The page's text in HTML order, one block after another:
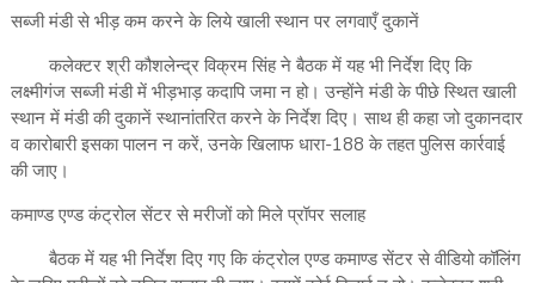
सब्जी मंडी से भीड़ कम करने के लिये खाली स्थान पर लगवाएँ दुकानें
कलेक्टर श्री कौशलेन्द्र विक्रम सिंह ने बैठक में यह भी निर्देश दिए कि
लक्ष्मीगंज सब्जी मंडी में भीड़भाड़ कदापि जमा न हो। उन्होंने मंडी के पीछे स्थित खाली
स्थान में मंडी की दुकानें स्थानांतरित करने के निर्देश दिए। साथ ही कहा जो दुकानदार
व कारोबारी इसका पालन न करें, उनके खिलाफ धारा-188 के तहत पुलिस कार्रवाई
की जाए।
कमाण्ड एण्ड कंट्रोल सेंटर से मरीजों को मिले प्रॉपर सलाह
बैठक में यह भी निर्देश दिए गए कि कंट्रोल एण्ड कमाण्ड सेंटर से वीडियो कॉलिंग